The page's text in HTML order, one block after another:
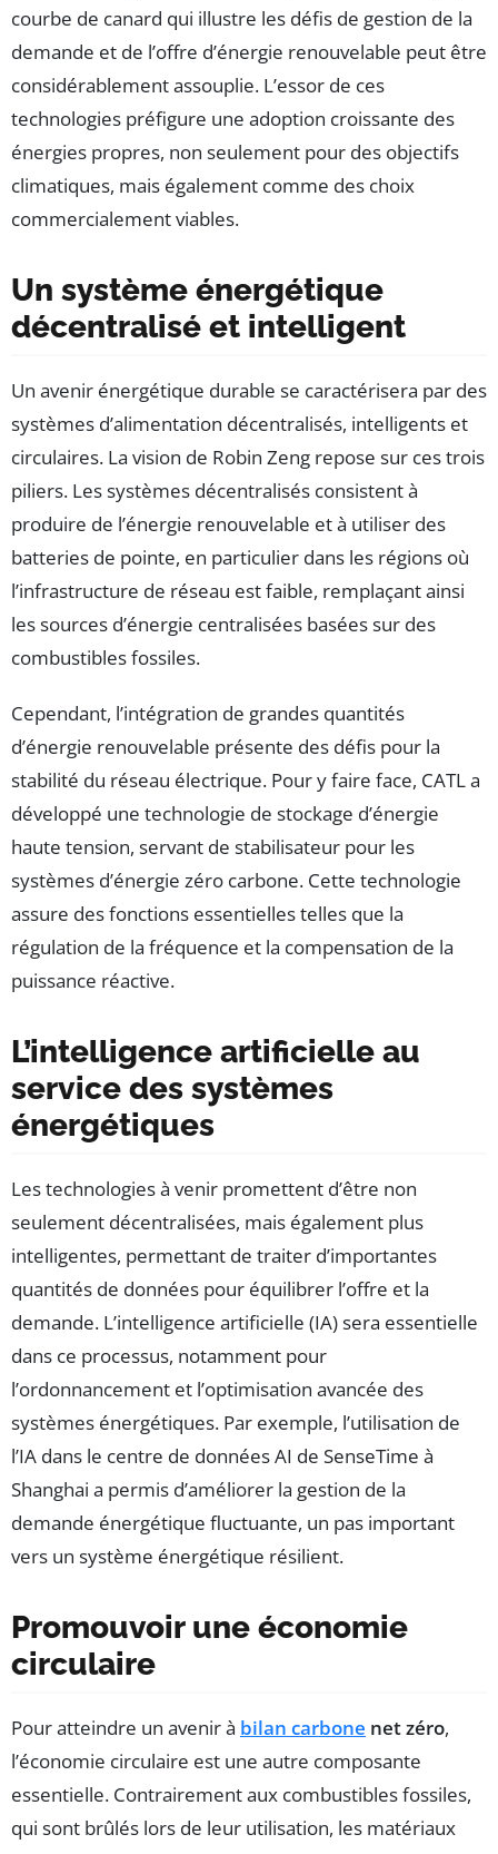
courbe de canard qui illustre les défis de gestion de la
demande et de l’offre d’énergie renouvelable peut être
considérablement assouplie. L’essor de ces
technologies préfigure une adoption croissante des
énergies propres, non seulement pour des objectifs
climatiques, mais également comme des choix
commercialement viables.
Un système énergétique
décentralisé et intelligent
Un avenir énergétique durable se caractérisera par des
systèmes d’alimentation décentralisés, intelligents et
circulaires. La vision de Robin Zeng repose sur ces trois
piliers. Les systèmes décentralisés consistent à
produire de l’énergie renouvelable et à utiliser des
batteries de pointe, en particulier dans les régions où
l’infrastructure de réseau est faible, remplaçant ainsi
les sources d’énergie centralisées basées sur des
combustibles fossiles.
Cependant, l’intégration de grandes quantités
d’énergie renouvelable présente des défis pour la
stabilité du réseau électrique. Pour y faire face, CATL a
développé une technologie de stockage d’énergie
haute tension, servant de stabilisateur pour les
systèmes d’énergie zéro carbone. Cette technologie
assure des fonctions essentielles telles que la
régulation de la fréquence et la compensation de la
puissance réactive.
L’intelligence artificielle au
service des systèmes
énergétiques
Les technologies à venir promettent d’être non
seulement décentralisées, mais également plus
intelligentes, permettant de traiter d’importantes
quantités de données pour équilibrer l’offre et la
demande. L’intelligence artificielle (IA) sera essentielle
dans ce processus, notamment pour
l’ordonnancement et l’optimisation avancée des
systèmes énergétiques. Par exemple, l’utilisation de
l’IA dans le centre de données AI de SenseTime à
Shanghai a permis d’améliorer la gestion de la
demande énergétique fluctuante, un pas important
vers un système énergétique résilient.
Promouvoir une économie
circulaire
Pour atteindre un avenir à bilan carbone net zéro,
l’économie circulaire est une autre composante
essentielle. Contrairement aux combustibles fossiles,
qui sont brûlés lors de leur utilisation, les matériaux